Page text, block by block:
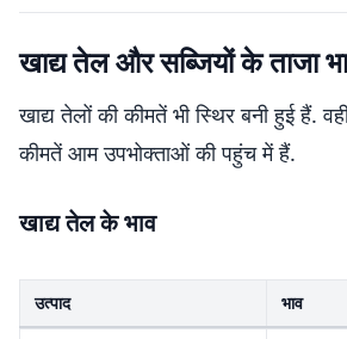
खाद्य तेल और सब्जियों के ताजा
खाद्य तेलों की कीमतें भी स्थिर बनी हुई हैं.
कीमतें आम उपभोक्ताओं की पहुंच में हैं.
खाद्य तेल के भाव
उत्पाद भाव